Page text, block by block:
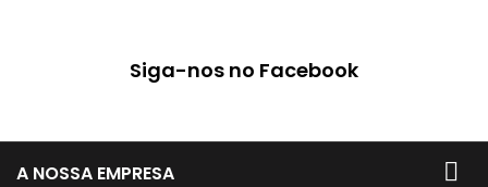
Siga-nos no Facebook
A NOSSA EMPRESA 